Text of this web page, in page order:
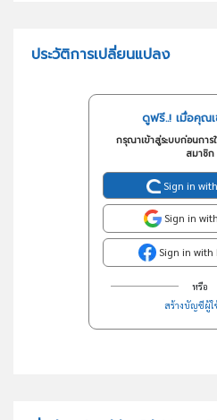
ประวัติการเปลี่ยนแปลง
ดูฟรี..! เมื่อคุณเ
กรุณาเข้าสู่ระบบก่อนกา
สมาชิก
Sign in
Sign in
Sign in with
หรือ
สร้างบัญชีผู้ใ